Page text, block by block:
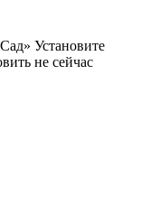
Установите
не сейчас